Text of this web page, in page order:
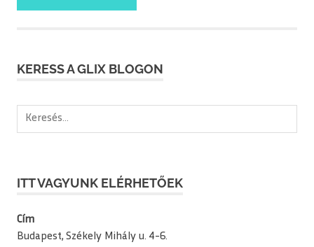
KERESS A GLIX BLOGON
Keresés:
ITT VAGYUNK ELÉRHETŐEK
Cím
Budapest, Székely Mihály u. 4-6.